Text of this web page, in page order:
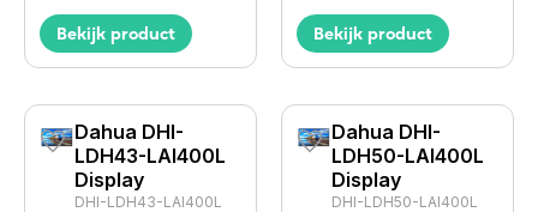
Bekijk product Bekijk product
Dahua DHI-
LDH43-LAI400L
Display
DHI-LDH43-LAI400L
Dahua DHI-
LDH50-LAI400L
Display
DHI-LDH50-LAI400L